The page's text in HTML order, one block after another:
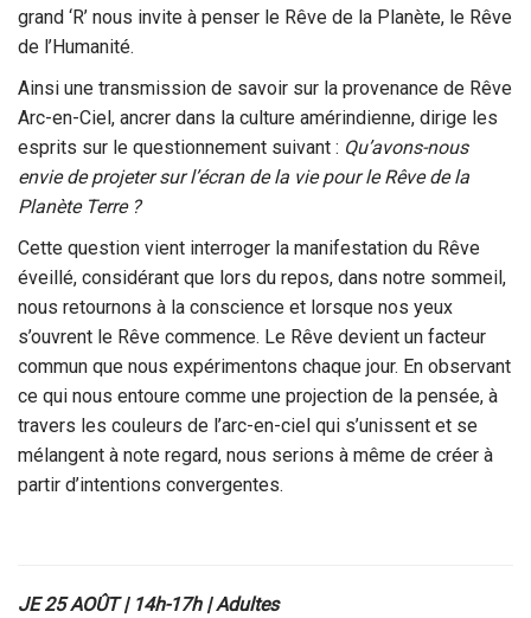
grand ‘R’ nous invite à penser le Rêve de la Planète, le Rêve
de l’Humanité.
Ainsi une transmission de savoir sur la provenance de Rêve
Arc-en-Ciel, ancrer dans la culture amérindienne, dirige les
esprits sur le questionnement suivant : Qu’avons-nous
envie de projeter sur l’écran de la vie pour le Rêve de la
Planète Terre ?
Cette question vient interroger la manifestation du Rêve
éveillé, considérant que lors du repos, dans notre sommeil,
nous retournons à la conscience et lorsque nos yeux
s’ouvrent le Rêve commence. Le Rêve devient un facteur
commun que nous expérimentons chaque jour. En observant
ce qui nous entoure comme une projection de la pensée, à
travers les couleurs de l’arc-en-ciel qui s’unissent et se
mélangent à note regard, nous serions à même de créer à
partir d’intentions convergentes.
JE 25 AOÛT | 14h-17h | Adultes